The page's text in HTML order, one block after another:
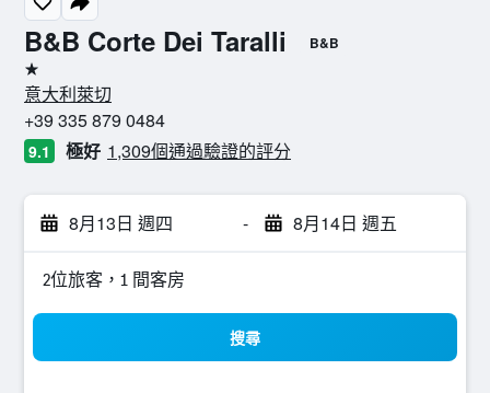
B&B Corte Dei Taralli B&B
1星級
意大利萊切
+39 335 879 0484
9.1 極好 1,309個通過驗證的評分
8月13日 週四 - 8月14日 週五
2位旅客，1 間客房
搜尋